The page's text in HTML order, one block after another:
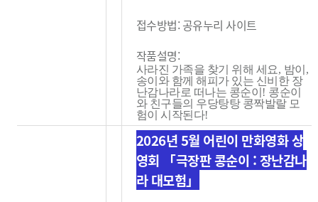
접수방법: 공유누리 사이트
작품설명:
사라진 가족을 찾기 위해 세요, 밤이 ,
송이와 함께 해피가 있는 신비한 장
난감나라로 떠나는 콩순이 ! 콩순이
와 친구들의 우당탕탕 콩짝발랄 모
험이 시작된다!
2026년 5월 어린이 만화영화 상
영회 「극장판 콩순이 : 장난감나
라 대모험」